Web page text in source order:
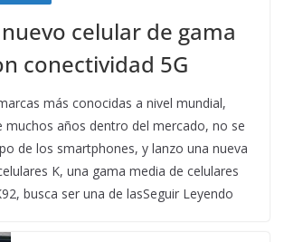
celular de gama
conectividad 5G
más conocidas a nivel mundial,
muchos años dentro del mercado, no se
de los smartphones, y lanzo una nueva
K, una gama media de celulares
busca ser una de lasSeguir Leyendo